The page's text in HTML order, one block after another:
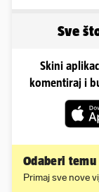
Sve
Skini
komentiraj i
Odaberi
Primaj sve nove